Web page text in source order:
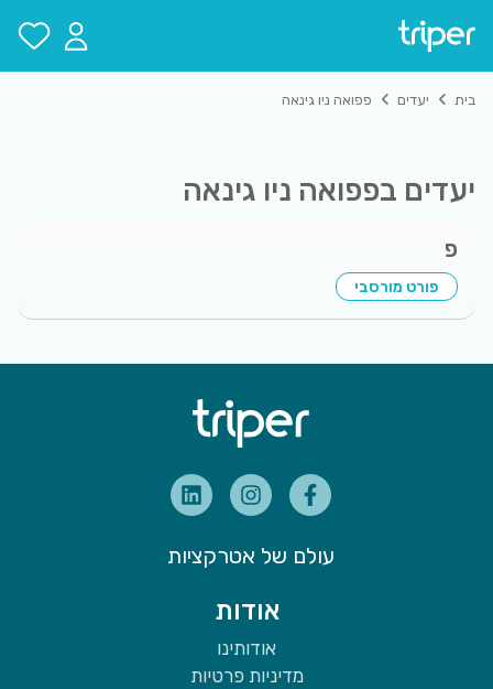
בית יעדים פפואה ניו גינאה
יעדים בפפואה ניו גינאה
פ
פורט מורסבי
עולם של אטרקציות
אודות
אודותינו
מדיניות פרטיות